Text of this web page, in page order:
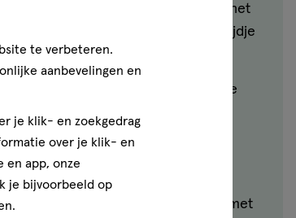
ervaren dat ze bij zo’n aanval het
minder worden, maar dit kan een tijdje
van? Neem dan contact op met je
Ménière. Dit gaat vaak samen met
te verbeteren.
aanbevelingen en
je klik- en zoekgedrag
over je klik- en
en app, onze
je bijvoorbeeld op